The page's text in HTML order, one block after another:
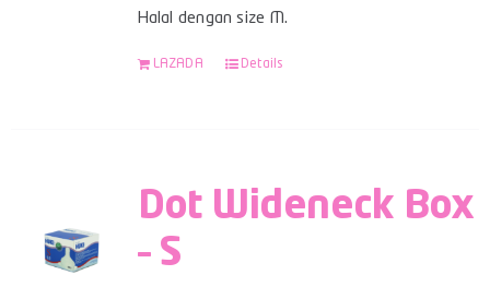
Halal dengan size M.
LAZADA Details
Dot Wideneck Box
– S